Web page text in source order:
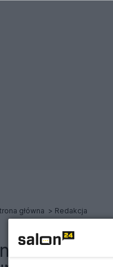
główna Redakcja